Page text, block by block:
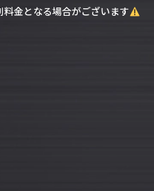
金となる場合がございます